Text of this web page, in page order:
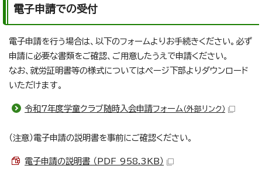
電子申請での受付
電子申請を行う場合は、以下のフォームよりお手続きください。必ず
申請に必要な書類をご確認、ご用意したうえで申請ください。
なお、就労証明書等の様式についてはページ下部よりダウンロード
いただけます。
令和7年度学童クラブ随時入会申請フォーム （外部リンク）
（注意）電子申請の説明書を事前にご確認ください。
電子申請の説明書 （PDF 958.3KB）